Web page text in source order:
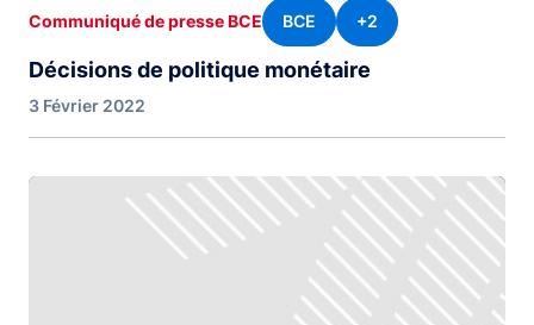
Décisions de politique monétaire
Communiqué de presse BCE BCE +2
3 Février 2022